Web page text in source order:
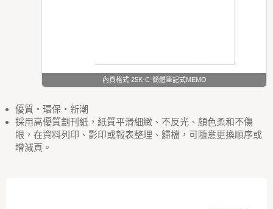
內頁格式 25K-C-簡體筆記式MEMO
優質‧環保‧新潮
採用高優質劃刊紙，紙質平滑細緻、不反光、顏色柔和不傷
眼，在資料列印、影印或報表整理、歸檔，可隨意更換順序或
增減頁。